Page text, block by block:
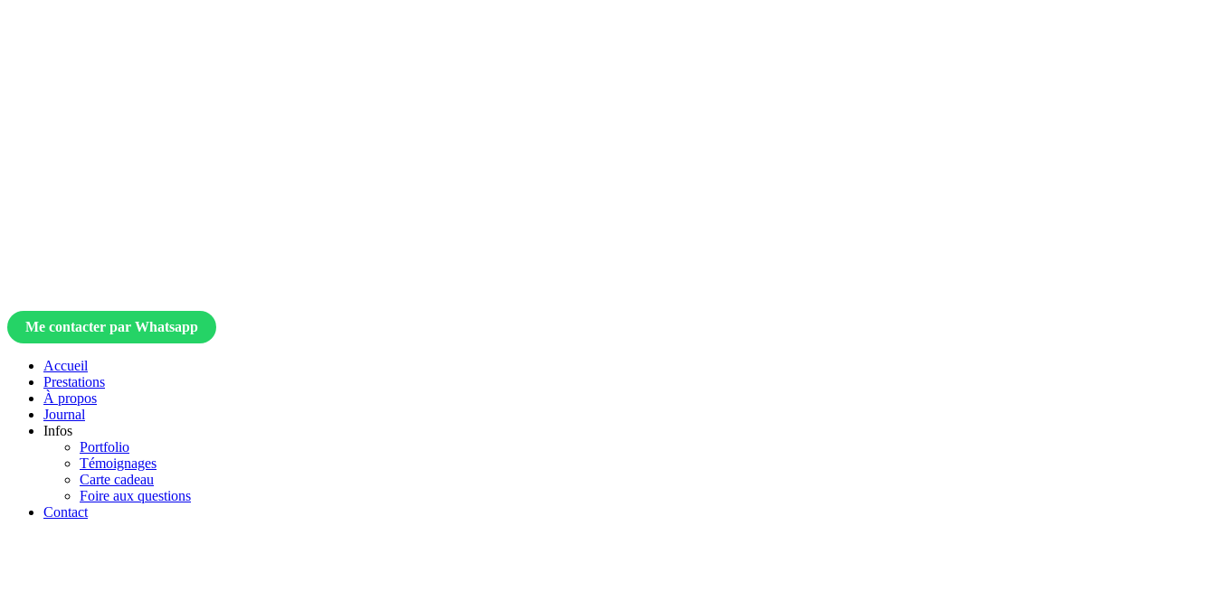
Me contacter par Whatsapp
Accueil
Prestations
À propos
Journal
Infos
Portfolio
Témoignages
Carte cadeau
Foire aux questions
Contact